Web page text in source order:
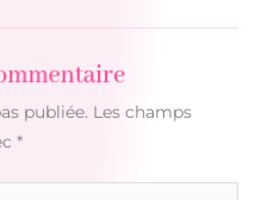
publiée. Les champs
*